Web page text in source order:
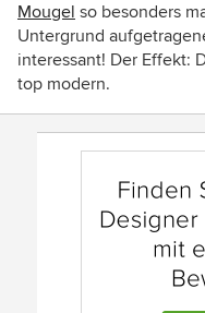
Mougel so besonders
Untergrund
interessant! Der Effekt:
top modern.